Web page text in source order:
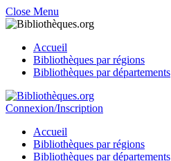
Close Menu
Accueil
Bibliothèques par régions
Bibliothèques par départements
Connexion/Inscription
Accueil
Bibliothèques par régions
Bibliothèques par départements